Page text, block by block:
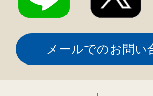
メールでのお問い